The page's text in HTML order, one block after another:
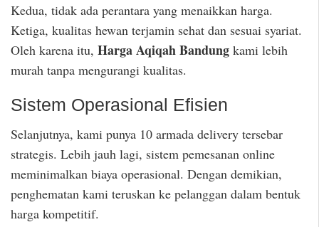
Kedua, tidak ada perantara yang menaikkan harga.
Ketiga, kualitas hewan terjamin sehat dan sesuai syariat.
Oleh karena itu, Harga Aqiqah Bandung kami lebih
murah tanpa mengurangi kualitas.
Sistem Operasional Efisien
Selanjutnya, kami punya 10 armada delivery tersebar
strategis. Lebih jauh lagi, sistem pemesanan online
meminimalkan biaya operasional. Dengan demikian,
penghematan kami teruskan ke pelanggan dalam bentuk
harga kompetitif.